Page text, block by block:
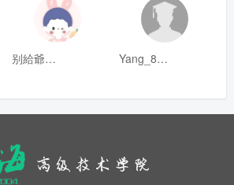
别給爺装纯 Yang_811